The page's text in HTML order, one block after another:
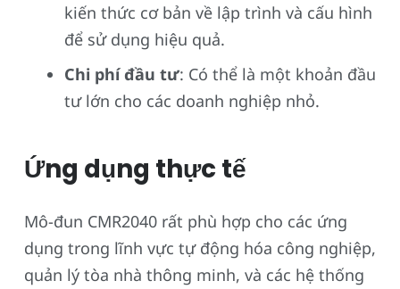
kiến thức cơ bản về lập trình và cấu hình
để sử dụng hiệu quả.
Chi phí đầu tư: Có thể là một khoản đầu
tư lớn cho các doanh nghiệp nhỏ.
Ứng dụng thực tế
Mô-đun CMR2040 rất phù hợp cho các ứng
dụng trong lĩnh vực tự động hóa công nghiệp,
quản lý tòa nhà thông minh, và các hệ thống